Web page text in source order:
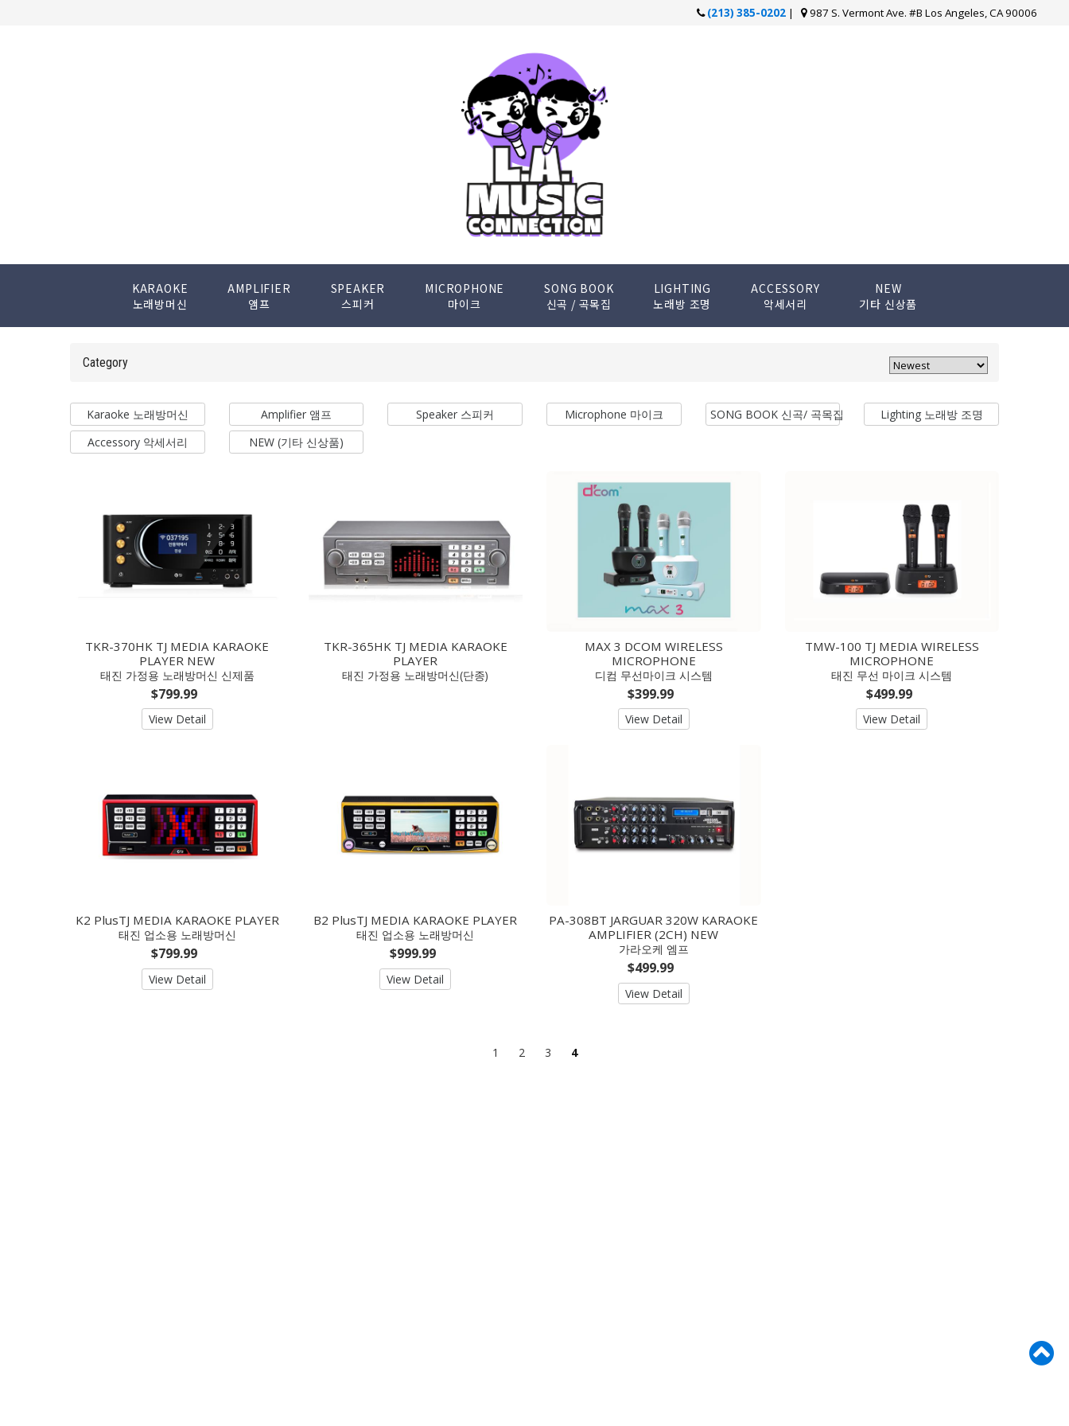
(213) 385-0202 | 987 S. Vermont Ave. #B Los Angeles, CA 90006
KARAOKE
노래방머신
AMPLIFIER
앰프
SPEAKER
스피커
MICROPHONE
마이크
SONG BOOK
신곡 / 곡목집
LIGHTING
노래방 조명
ACCESSORY
악세서리
NEW
기타 신상품
Category
Karaoke 노래방머신 Amplifier 앰프 Speaker 스피커 Microphone 마이크 SONG BOOK 신곡/ 곡목집
Lighting 노래방 조명
Accessory 악세서리
NEW (기타 신상품)
TKR-370HK TJ MEDIA KARAOKE
PLAYER NEW
태진 가정용 노래방머신 신제품
$799.99
View Detail
TKR-365HK TJ MEDIA KARAOKE
PLAYER
태진 가정용 노래방머신(단종)
MAX 3 DCOM WIRELESS
MICROPHONE
디컴 무선마이크 시스템
$399.99
View Detail
TMW-100 TJ MEDIA WIRELESS
MICROPHONE
태진 무선 마이크 시스템
$499.99
View Detail
K2 PlusTJ MEDIA KARAOKE PLAYER
태진 업소용 노래방머신
$799.99
View Detail
B2 PlusTJ MEDIA KARAOKE PLAYER
태진 업소용 노래방머신
$999.99
View Detail
PA-308BT JARGUAR 320W KARAOKE
AMPLIFIER (2CH) NEW
가라오케 엠프
$499.99
View Detail
1 2 3 4